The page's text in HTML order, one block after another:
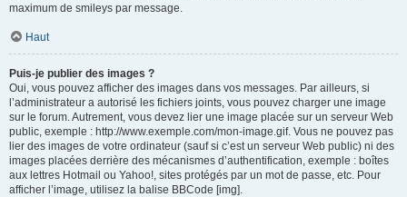
maximum de smileys par message.
Haut
Puis-je publier des images ?
Oui, vous pouvez afficher des images dans vos messages. Par ailleurs, si
l’administrateur a autorisé les fichiers joints, vous pouvez charger une image
sur le forum. Autrement, vous devez lier une image placée sur un serveur Web
public, exemple : http://www.exemple.com/mon-image.gif. Vous ne pouvez pas
lier des images de votre ordinateur (sauf si c’est un serveur Web public) ni des
images placées derrière des mécanismes d’authentification, exemple : boîtes
aux lettres Hotmail ou Yahoo!, sites protégés par un mot de passe, etc. Pour
afficher l’image, utilisez la balise BBCode [img].